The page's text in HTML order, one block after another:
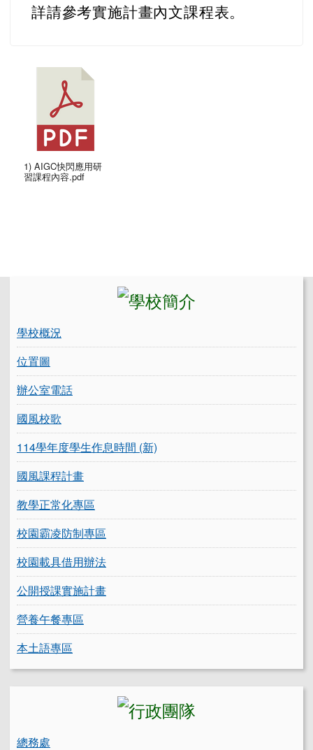
詳請參考實施計畫內文課程表。
1) AIGC快閃應用研
習課程內容.pdf
學校概況
位置圖
辦公室電話
國風校歌
114學年度學生作息時間 (新)
國風課程計畫
教學正常化專區
校園霸凌防制專區
校園載具借用辦法
公開授課實施計畫
營養午餐專區
本土語專區
總務處